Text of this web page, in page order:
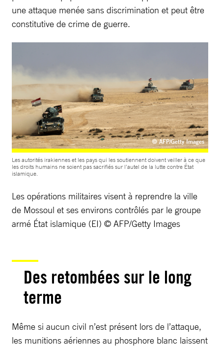
une attaque menée sans discrimination et peut être
constitutive de crime de guerre.
© AFP/Getty Images
Les autorités irakiennes et les pays qui les soutiennent doivent veiller à ce que
les droits humains ne soient pas sacrifiés sur l’autel de la lutte contre État
islamique.
Les opérations militaires visent à reprendre la ville
de Mossoul et ses environs contrôlés par le groupe
armé État islamique (EI) © AFP/Getty Images
Des retombées sur le long
terme
Même si aucun civil n’est présent lors de l’attaque,
les munitions aériennes au phosphore blanc laissent